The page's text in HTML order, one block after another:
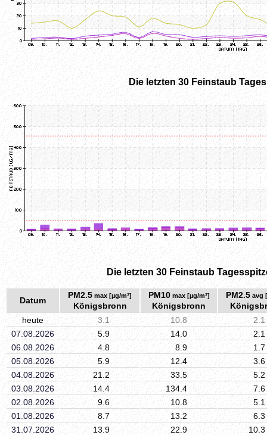
Die letzten 30 Feinstaub
Die letzten 30 Feinstaub
Datum
PM2.5 max [µg/m³]
Königsbronn
PM10max [µg/m³]
Königsbronn
PM2.5avg
heute
3.1 10.8
2.1
07.08.2026
5.9 14.0
2.1
06.08.2026
4.8 8.9
1.7
05.08.2026
5.9 12.4
3.6
04.08.2026
21.2 33.5
5.2
03.08.2026
14.4 134.4
7.6
02.08.2026
9.6 10.8
5.1
01.08.2026
8.7 13.2
6.3
31.07.2026
13.9 22.9
10.3